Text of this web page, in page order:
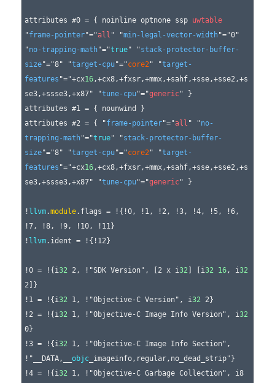
attributes #0 = { noinline optnone ssp uwtable
"frame-pointer"="all " "min-legal-vector-width"="0"
"no-trapping-math"="true" "stack-protector-buffer-
size"="8" "target-cpu"="core2" "target-
features "="+cx16,+cx8,+fxsr,+mmx,+sahf,+sse,+sse2,+s
se3,+ssse3,+x87" "tune-cpu"="generic" }
attributes #1 = { nounwind }
attributes #2 = { "frame-pointer"="all " "no-
trapping-math"="true" "stack-protector-buffer-
size"="8" "target-cpu"="core2" "target-
features "="+cx16,+cx8,+fxsr,+mmx,+sahf,+sse,+sse2,+s
se3,+ssse3,+x87" "tune-cpu"="generic" }
! llvm.module.flags = !{!0, !1, !2, !3, !4, !5, !6,
!7, !8, !9, !10, !11}
! llvm.ident = !{!12}
!0 = !{i32 2, !"SDK Version", [2 x i32 ] [i32 16, i32
2]}
!1 = !{i32 1, !"Objective-C Version", i32 2}
!2 = !{i32 1, !"Objective-C Image Info Version", i32
0}
!3 = !{i32 1, !"Objective-C Image Info Section",
!"__DATA,__ objc _imageinfo,regular,no_dead_strip"}
!4 = !{i32 1, !"Objective-C Garbage Collection", i8